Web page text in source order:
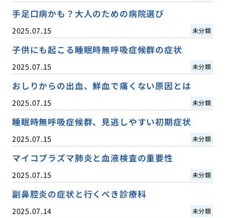
手足口病かも？大人のための病院選び
2025.07.15 未分類
子供にも起こる睡眠時無呼吸症候群の症状
2025.07.15 未分類
おしりからの出血、鮮血で痛くない原因とは
2025.07.15 未分類
睡眠時無呼吸症候群、見逃しやすい初期症状
2025.07.15 未分類
マイコプラズマ肺炎と血液検査の重要性
2025.07.15 未分類
副鼻腔炎の症状と行くべき診療科
2025.07.14 未分類